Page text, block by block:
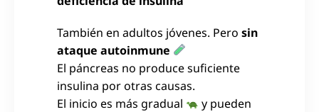
También en adultos jóvenes. Pero sin
ataque autoinmune
El páncreas no produce suficiente
insulina por otras causas.
El inicio es más gradual
y pueden